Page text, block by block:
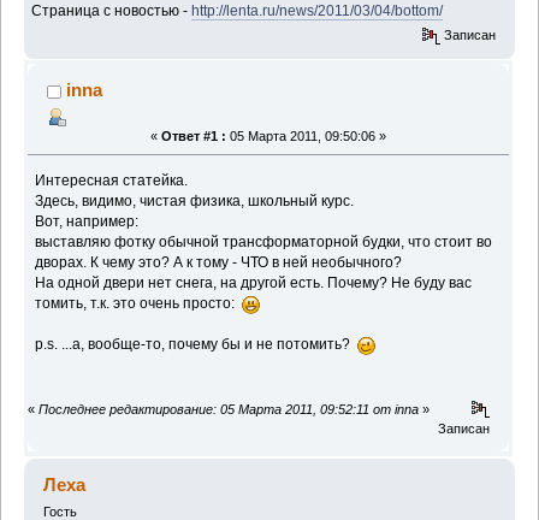
Страница с новостью -http://lenta.ru/news/2011/03/04/bottom/
Записан
inna
« Ответ #1 : 05 Марта 2011, 09:50:06 »
Интересная статейка.
Здесь, видимо, чистая физика, школьный курс.
Вот, например:
выставляю фотку обычной трансформаторной будки, что стоит во
дворах. К чему это? А к тому - ЧТО в ней необычного?
На одной двери нет снега, на другой есть. Почему? Не буду вас
томить, т.к. это очень просто:
p.s. ...а, вообще-то, почему бы и не потомить?
« Последнее редактирование: 05 Марта 2011, 09:52:11 от inna »
Записан
Леха
Гость